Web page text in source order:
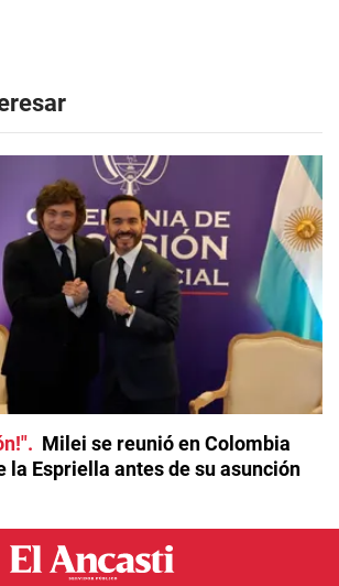
Milei se reunió en Colombia
la Espriella antes de su asunción